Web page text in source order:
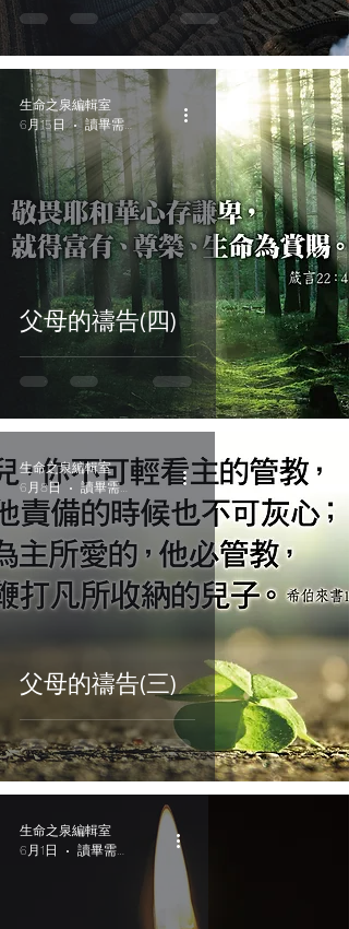
父母的禱告(四)
生命之泉編輯室
6月15日
讀畢需時 1 分鐘
父母的禱告(三)
生命之泉編輯室
6月8日
讀畢需時 2 分鐘
生命之泉編輯室
6月1日
讀畢需時 1 分鐘